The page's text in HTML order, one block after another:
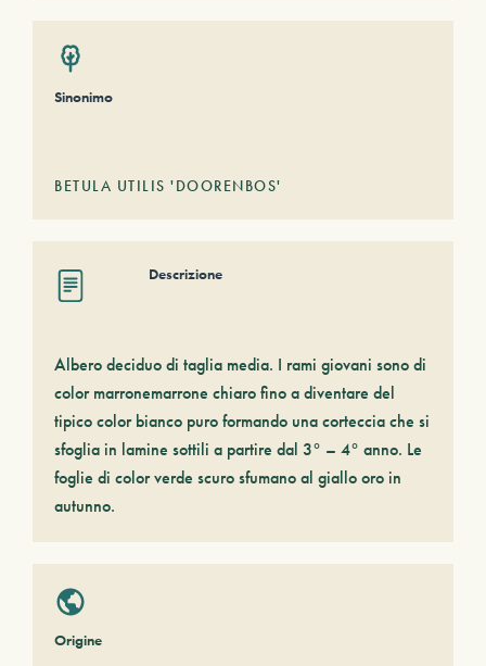
Sinonimo
BETULA UTILIS 'DOORENBOS'
Descrizione
Albero deciduo di taglia media. I rami giovani sono di
color marronemarrone chiaro fino a diventare del
tipico color bianco puro formando una corteccia che si
sfoglia in lamine sottili a partire dal 3° – 4° anno. Le
foglie di color verde scuro sfumano al giallo oro in
autunno.
Origine